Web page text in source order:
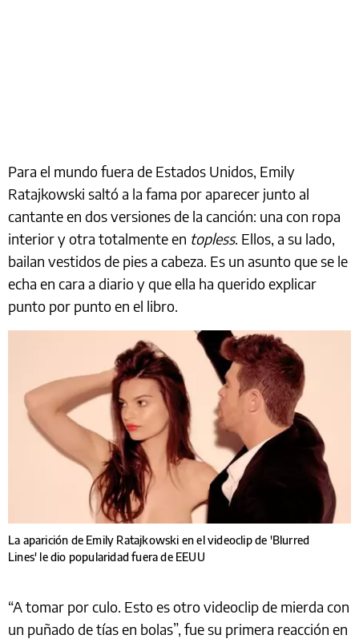
Para el mundo fuera de Estados Unidos, Emily
Ratajkowski saltó a la fama por aparecer junto al
cantante en dos versiones de la canción: una con ropa
interior y otra totalmente en topless. Ellos, a su lado,
bailan vestidos de pies a cabeza. Es un asunto que se le
echa en cara a diario y que ella ha querido explicar
punto por punto en el libro.
La aparición de Emily Ratajkowski en el videoclip de 'Blurred
Lines' le dio popularidad fuera de EEUU
“A tomar por culo. Esto es otro videoclip de mierda con
un puñado de tías en bolas”, fue su primera reacción en